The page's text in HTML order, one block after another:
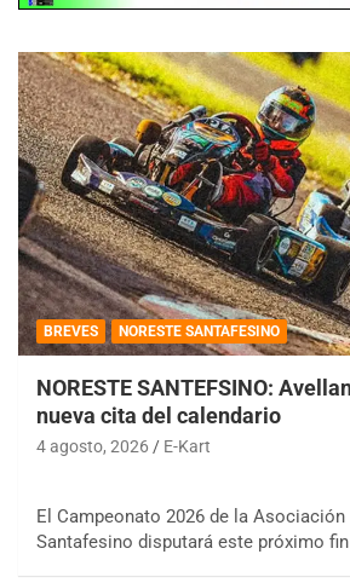
BREVES NORESTE SANTAFESINO
NORESTE SANTEFSINO:
nueva cita del calendario
4 agosto, 2026 E-Kart
El Campeonato 2026 de la
Santafesino disputará este próximo